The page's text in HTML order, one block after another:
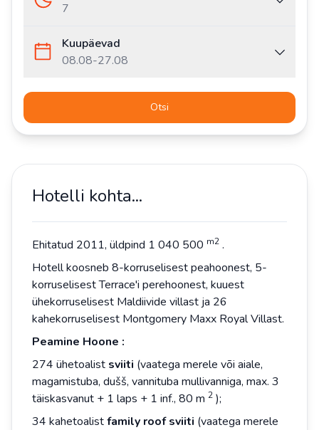
7
Kuupäevad
08.08-27.08
Otsi
Hotelli kohta...
Ehitatud 2011, üldpind 1 040 500 m2 .
Hotell koosneb 8-korruselisest peahoonest, 5-
korruselisest Terrace'i perehoonest, kuuest
ühekorruselisest Maldiivide villast ja 26
kahekorruselisest Montgomery Maxx Royal Villast.
Peamine Hoone :
274 ühetoalist sviiti (vaatega merele või aiale,
magamistuba, dušš, vannituba mullivanniga, max. 3
täiskasvanut + 1 laps + 1 inf., 80 m 2 );
34 kahetoalistfamily roof sviiti (vaatega merele